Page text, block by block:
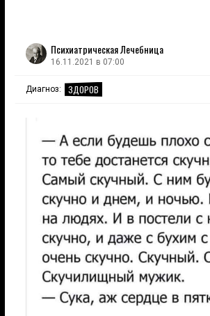
Психиатрическая Лечебница
16.11.2021 в 07:00
Диагноз: ЗДОРОВ